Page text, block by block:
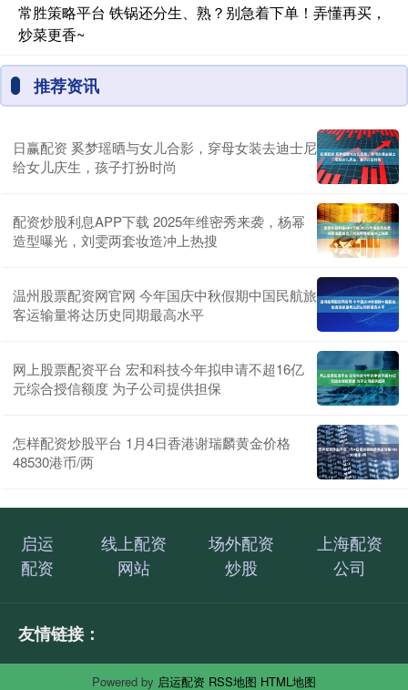
常胜策略平台 铁锅还分生、熟？别急着下单！弄懂再买，
炒菜更香~
推荐资讯
日赢配资 奚梦瑶晒与女儿合影，穿母女装去迪士尼
给女儿庆生，孩子打扮时尚
配资炒股利息APP下载 2025年维密秀来袭，杨幂
造型曝光，刘雯两套妆造冲上热搜
温州股票配资网官网 今年国庆中秋假期中国民航旅
客运输量将达历史同期最高水平
网上股票配资平台 宏和科技今年拟申请不超16亿
元综合授信额度 为子公司提供担保
怎样配资炒股平台 1月4日香港谢瑞麟黄金价格
48530港币/两
启运
配资
线上配资
网站
场外配资
炒股
上海配资
公司
友情链接：
Powered by 启运配资 RSS地图 HTML地图